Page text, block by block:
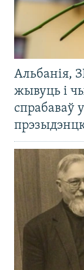
Альбанія,
жывуць і
спрабаваў